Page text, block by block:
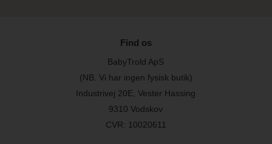
Find os
BabyTrold ApS
(NB. Vi har ingen fysisk butik)
Industrivej 20E, Vester Hassing
9310 Vodskov
CVR: 10020611